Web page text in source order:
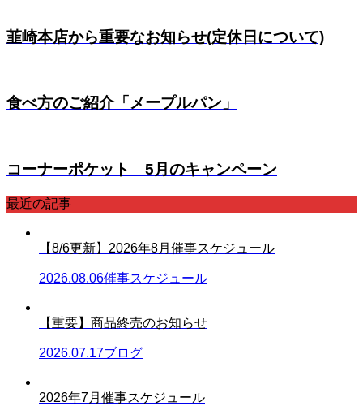
韮崎本店から重要なお知らせ(定休日について)
食べ方のご紹介「メープルパン」
コーナーポケット 5月のキャンペーン
最近の記事
【8/6更新】2026年8月催事スケジュール
2026.08.06催事スケジュール
【重要】商品終売のお知らせ
2026.07.17ブログ
2026年7月催事スケジュール